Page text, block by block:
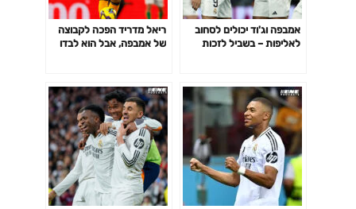
אמבפה וג'וד יכולים לסחוב
לאליפות – בשביל לזכות
ריאל מדריד הפכה לקבוצה
של אמבפה, אבל הוא לבדו